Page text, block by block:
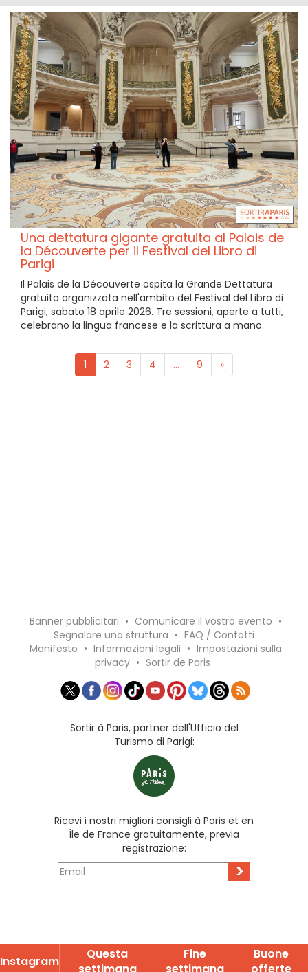
Una dettatura gigante gratuita al Palais de
la Découverte per il Festival del Libro di
Parigi
Il Palais de la Découverte ospita la Grande Dettatura
gratuita organizzata nell'ambito del Festival del Libro di
Parigi, sabato 18 aprile 2026. Tre sessioni, aperte a tutti,
celebrano la lingua francese e la scrittura a mano.
1 2 3 4 ... 9 »
Banner pubblicitari • Comunicare il vostro evento •
Segnalare una struttura • FAQ / Contatti
Manifesto • Informazioni legali • Impostazioni sulla
privacy • Sortir de Paris
Sortir à Paris, partner dell'Ufficio del
Turismo di Parigi:
Ricevi i nostri migliori consigli à Paris et en
Île de France gratuitamente, previa
registrazione:
>
Instagram
Questa
Fine
Buone